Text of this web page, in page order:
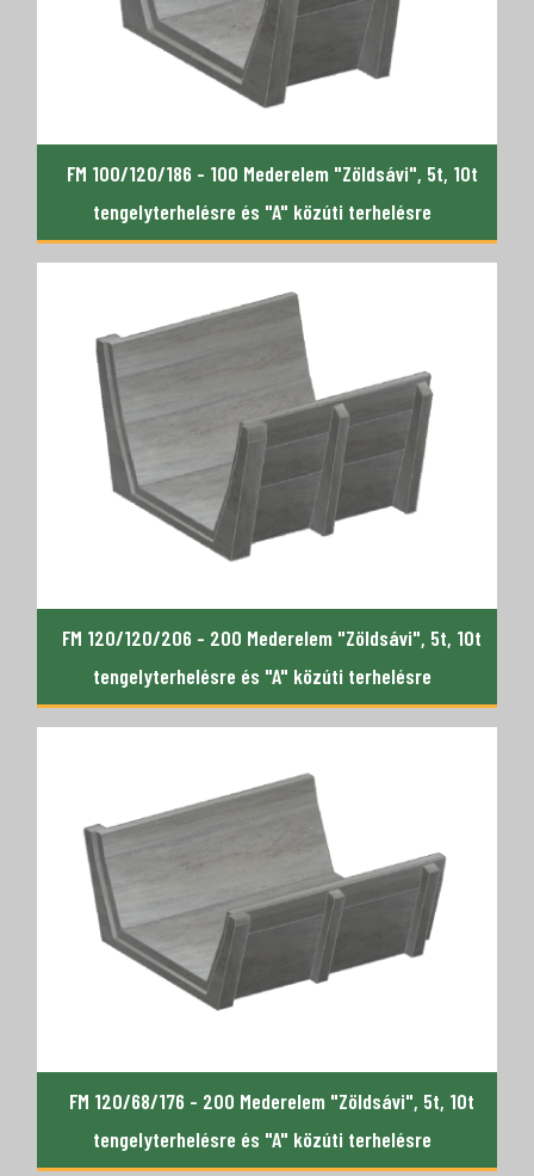
FM 100/120/186 - 100 Mederelem "Zöldsávi", 5t, 10t
tengelyterhelésre és "A" közúti terhelésre
FM 120/120/206 - 200 Mederelem "Zöldsávi", 5t, 10t
tengelyterhelésre és "A" közúti terhelésre
FM 120/68/176 - 200 Mederelem "Zöldsávi", 5t, 10t
tengelyterhelésre és "A" közúti terhelésre